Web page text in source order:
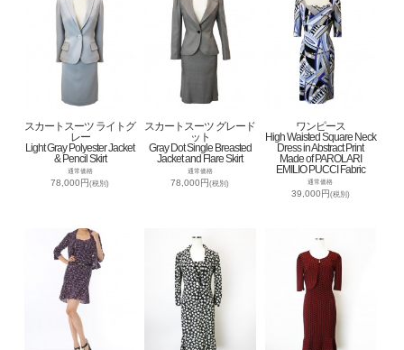
スカートスーツ ライトグ
レー
Light Gray Polyester Jacket
& Pencil Skirt
通常価格
78,000円(税別)
スカートスーツ グレード
ット
Gray Dot Single Breasted
Jacket and Flare Skirt
通常価格
78,000円(税別)
ワンピース
High Waisted Square Neck
Dress in Abstract Print
Made of PAROLARI
EMILIO PUCCI Fabric
通常価格
39,000円(税別)